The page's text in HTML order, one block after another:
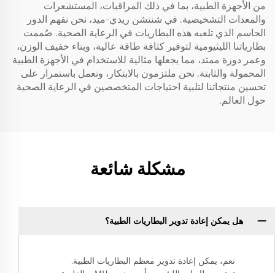
من الأجهزة الطبية، بما في ذلك المراقبات، المستشعرات
والمعدات التشخيصية. في شنتشن ريدي-ميد، نحن نفهم الدور
الحاسم الذي تلعبه هذه البطاريات في الرعاية الصحية. صُممت
بطارياتنا الليثيومية لتوفير كثافة طاقة عالية، وبناء خفيف الوزن،
وعمر دورة ممتد، مما يجعلها مثالية للاستخدام في الأجهزة الطبية
المحمولة والثابتة. نحن ملتزمون بالابتكار، ونعمل باستمرار على
تحسين منتجاتنا لتلبية احتياجات المتخصصين في الرعاية الصحية
حول العالم.
مشكلة شائعة
هل يمكن إعادة تدوير البطاريات الطبية؟
نعم، يمكن إعادة تدوير معظم البطاريات الطبية.